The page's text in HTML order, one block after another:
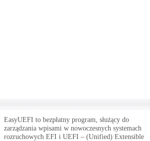
EasyUEFI to bezpłatny program, służący do
zarządzania wpisami w nowoczesnych systemach
rozruchowych EFI i UEFI – (Unified) Extensible